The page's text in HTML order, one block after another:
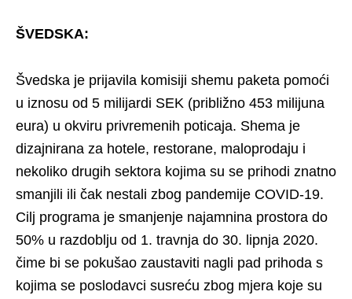
ŠVEDSKA:
Švedska je prijavila komisiji shemu paketa pomoći
u iznosu od 5 milijardi SEK (približno 453 milijuna
eura) u okviru privremenih poticaja. Shema je
dizajnirana za hotele, restorane, maloprodaju i
nekoliko drugih sektora kojima su se prihodi znatno
smanjili ili čak nestali zbog pandemije COVID-19.
Cilj programa je smanjenje najamnina prostora do
50% u razdoblju od 1. travnja do 30. lipnja 2020.
čime bi se pokušao zaustaviti nagli pad prihoda s
kojima se poslodavci susreću zbog mjera koje su